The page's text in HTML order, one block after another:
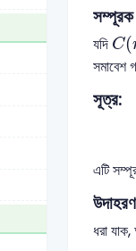
সম্পূরক
যদি C(
C(
সমাবেশ
সূত্র:
এটি
ধরা